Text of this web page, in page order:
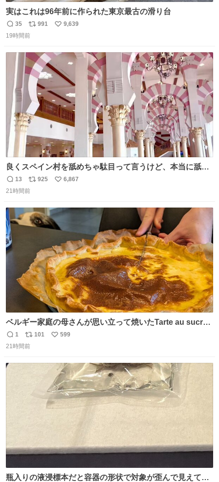
実はこれは96年前に作られた東京最古の滑り台
返
信
35
リ
ポ
ト
数
991
い
9,639
19時間前
良くスペイン村を舐めちゃ駄目って言うけど、本当に舐め
ちゃ行けないのはスペィン村ホテル🏛🏨 だってロビーから
中庭抜けるだけでこの有様🤩 ディズニーホテル泊まってる
ニャは益々素晴らしい場所になってる
返
信
13
リ
ポ
ト
数
925
い
数
6,867
21時間前
ベルギー家庭の母さんが思い立って焼いたTarte au sucre
は「砂糖のケーキ」。パイ生地に砂糖をたっぷり振りか
け、クリームと卵の液を注いで焼くだけ。溶けた砂糖はね
ギーのだよ」というこれ、素朴な焼菓子に見えてナポレオ
ン戦争の歴史があった。
返
信
1
リ
ポ
101
い
数
599
21時間前
瓶入りの液浸標本だと容器の形状で対象が歪んで見えてし